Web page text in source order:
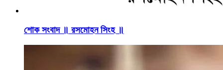
শোক সংবাদ ॥ রসমোহন সিংহ ॥